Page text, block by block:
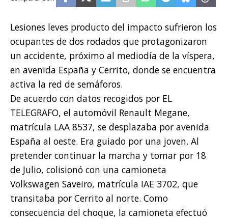
Lesiones leves producto del impacto sufrieron los
ocupantes de dos rodados que protagonizaron
un accidente, próximo al mediodía de la víspera,
en avenida España y Cerrito, donde se encuentra
activa la red de semáforos.
De acuerdo con datos recogidos por EL
TELEGRAFO, el automóvil Renault Megane,
matrícula LAA 8537, se desplazaba por avenida
España al oeste. Era guiado por una joven. Al
pretender continuar la marcha y tomar por 18
de Julio, colisionó con una camioneta
Volkswagen Saveiro, matrícula IAE 3702, que
transitaba por Cerrito al norte. Como
consecuencia del choque, la camioneta efectuó